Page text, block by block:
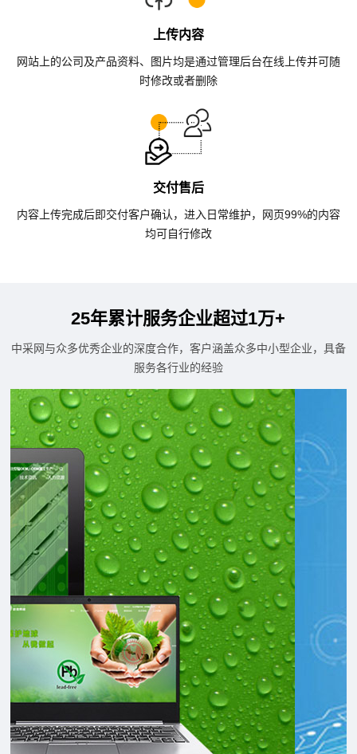
上传内容
网站上的公司及产品资料、图片均是通过管理后台在线上传并可随
时修改或者删除
交付售后
内容上传完成后即交付客户确认，进入日常维护，网页99%的内容
均可自行修改
25年累计服务企业超过1万+
中采网与众多优秀企业的深度合作，客户涵盖众多中小型企业，具备
服务各行业的经验